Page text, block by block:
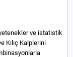
ve istatistik
Kılıç Kalplerini